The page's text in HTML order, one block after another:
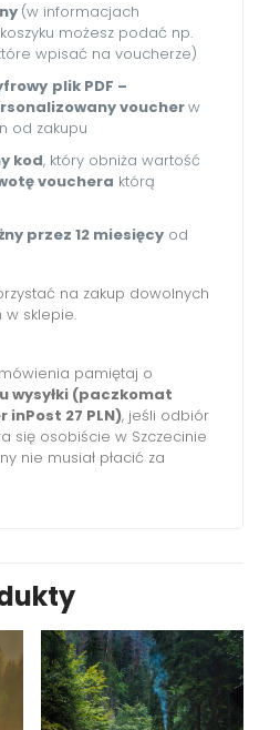
(w informacjach
możesz podać np.
wpisać na voucherze)
plik PDF –
voucherw
od zakupu
kod, który obniża wartość
vouchera którą
przez 12 miesięcy od
na zakup dowolnych
sklepie.
pamiętaj o
wysyłki (paczkomat
inPost 27 PLN), jeśli odbiór
się osobiście w Szczecinie
nie musiał płacić za